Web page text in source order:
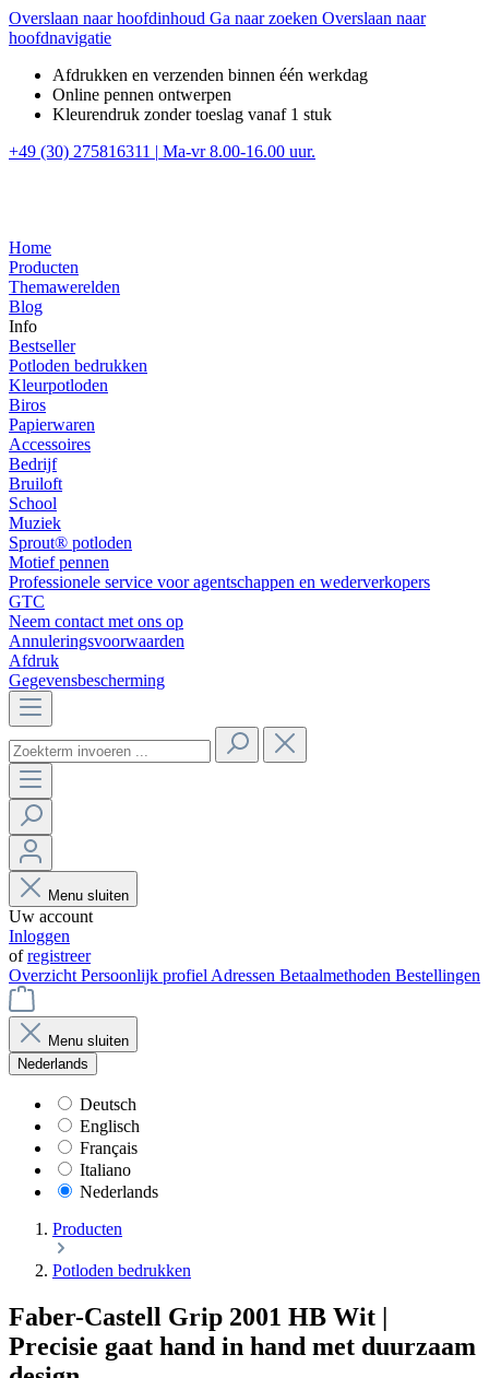
Overslaan naar hoofdinhoud Ga naar zoeken Overslaan naar
hoofdnavigatie
Afdrukken en verzenden binnen één werkdag
Online pennen ontwerpen
Kleurendruk zonder toeslag vanaf 1 stuk
+49 (30) 275816311 | Ma-vr 8.00-16.00 uur.
Home
Producten
Themawerelden
Blog
Info
Bestseller
Potloden bedrukken
Kleurpotloden
Biros
Papierwaren
Accessoires
Bedrijf
Bruiloft
School
Muziek
Sprout® potloden
Motief pennen
Professionele service voor agentschappen en wederverkopers
GTC
Neem contact met ons op
Annuleringsvoorwaarden
Afdruk
Gegevensbescherming
Menu sluiten
Uw account
Inloggen
ofregistreer
Overzicht Persoonlijk profiel Adressen Betaalmethoden Bestellingen
Menu sluiten
Nederlands
Deutsch
Englisch
Français
Italiano
Nederlands
Producten
Potloden bedrukken
Faber-Castell Grip 2001 HB Wit |
Precisie gaat hand in hand met duurzaam